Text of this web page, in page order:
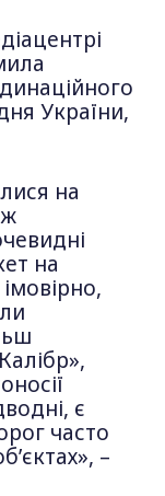
України,
на
на
є
часто
–